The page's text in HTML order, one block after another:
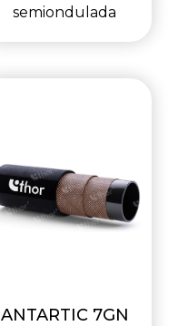
semiondulada
ANTARTIC 7GN